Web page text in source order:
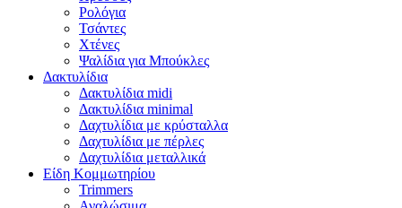
Ρολόγια
Τσάντες
Χτένες
Ψαλίδια για Μπούκλες
Δακτυλίδια
Δακτυλίδια midi
Δακτυλίδια minimal
Δαχτυλίδια με κρύσταλλα
Δαχτυλίδια με πέρλες
Δαχτυλίδια μεταλλικά
Είδη Κομμωτηρίου
Trimmers